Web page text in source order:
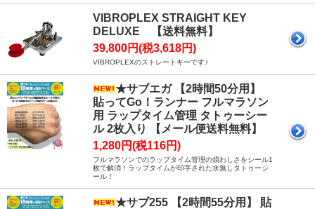
VIBROPLEX STRAIGHT KEY
DELUXE 【送料無料】
39,800円(税3,618円)
VIBROPLEXのストレートキーです♪
★サブエガ 【2時間50分用】
貼ってGo！ランナー フルマラソン
用 ラップタイム管理 タトゥーシー
ル 2枚入り 【メール便送料無料】
1,280円(税116円)
フルマラソンでのラップタイム管理の煩わしさをシール1
枚で解消！ラップタイムが印字された水無しタトゥーシ
ール！
★サブ255 【2時間55分用】 貼